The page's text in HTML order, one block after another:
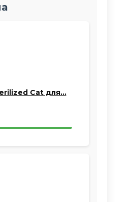
Cat для…